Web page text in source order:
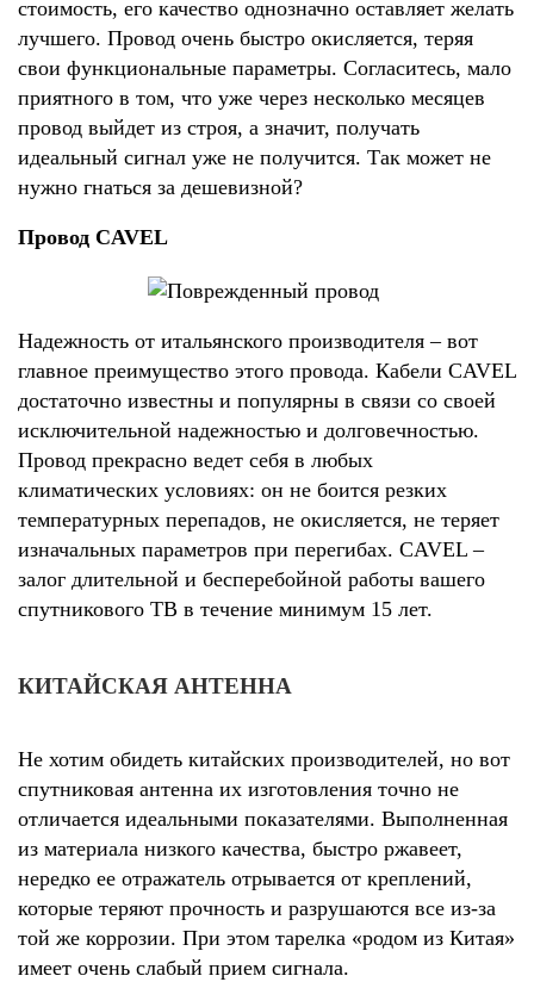
стоимость, его качество однозначно оставляет желать
лучшего. Провод очень быстро окисляется, теряя
свои функциональные параметры. Согласитесь, мало
приятного в том, что уже через несколько месяцев
провод выйдет из строя, а значит, получать
идеальный сигнал уже не получится. Так может не
нужно гнаться за дешевизной?
Провод CAVEL
Надежность от итальянского производителя – вот
главное преимущество этого провода. Кабели CAVEL
достаточно известны и популярны в связи со своей
исключительной надежностью и долговечностью.
Провод прекрасно ведет себя в любых
климатических условиях: он не боится резких
температурных перепадов, не окисляется, не теряет
изначальных параметров при перегибах. CAVEL –
залог длительной и бесперебойной работы вашего
спутникового ТВ в течение минимум 15 лет.
КИТАЙСКАЯ АНТЕННА
Не хотим обидеть китайских производителей, но вот
спутниковая антенна их изготовления точно не
отличается идеальными показателями. Выполненная
из материала низкого качества, быстро ржавеет,
нередко ее отражатель отрывается от креплений,
которые теряют прочность и разрушаются все из-за
той же коррозии. При этом тарелка «родом из Китая»
имеет очень слабый прием сигнала.